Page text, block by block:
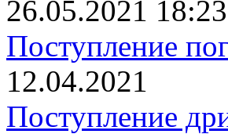
26.05.2021
Поступление
12.04.2021
Поступление